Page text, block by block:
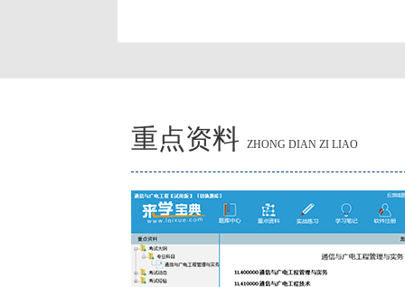
重点资料 ZHONG DIAN ZI LIAO